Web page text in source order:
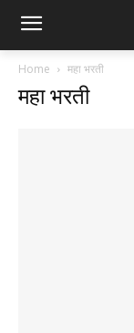
Home महा भरती
महा भरती